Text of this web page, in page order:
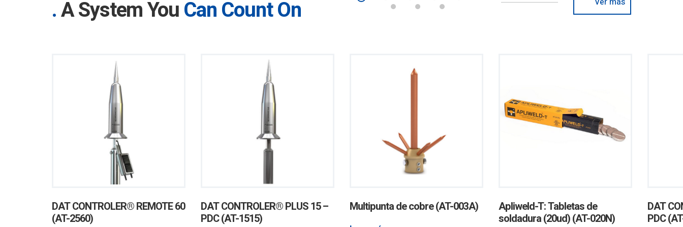
A System YouCan Count On
DAT CONTROLER® REMOTE 60
(AT-2560)
DAT CONTROLER® PLUS 15 –
PDC (AT-1515)
Multipunta de cobre (AT-003A)
Apliweld-T: Tabletas de
soldadura (20ud) (AT-020N)
DAT
PDC